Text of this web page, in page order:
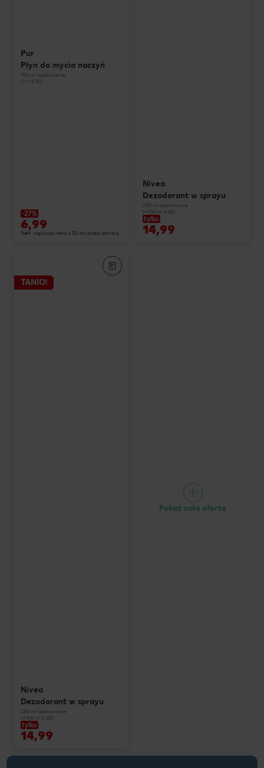
Pur
Płyn do mycia naczyń
750 ml opakowanie
(=1 l 9,32)
-27%
6,99
9,69 najniższa cena z 30 dni przed obniżką
Nivea
Dezodorant w sprayu
250 ml opakowanie
(=100 ml 6,00)
tylko
14,99
TANIO!
Nivea
Dezodorant w sprayu
250 ml opakowanie
(=100 ml 6,00)
tylko
14,99
Pokaż całą ofertę